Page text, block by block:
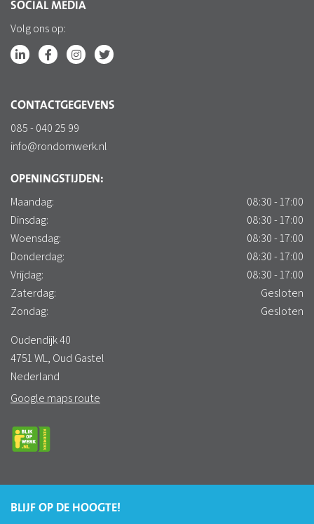
SOCIAL MEDIA
Volg ons op:
CONTACTGEGEVENS
085 - 040 25 99
info@rondomwerk.nl
OPENINGSTIJDEN:
Maandag:
08:30 - 17:00
Dinsdag:
08:30 - 17:00
Woensdag:
08:30 - 17:00
Donderdag:
08:30 - 17:00
Vrijdag:
08:30 - 17:00
Zaterdag:
Gesloten
Zondag:
Gesloten
Oudendijk 40
4751 WL, Oud Gastel
Nederland
Google maps route
BLIJF OP DE HOOGTE!